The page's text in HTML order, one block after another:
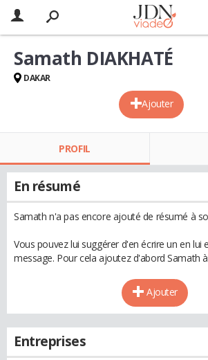
Ajouter
Samath DIAKHATÉ
DAKAR
PROFIL
En résumé
Samath n'a pas encore ajouté de résumé à
Vous pouvez lui suggérer d'en écrire un en lui
message. Pour cela ajoutez d'abord Samath
Ajouter
Entreprises